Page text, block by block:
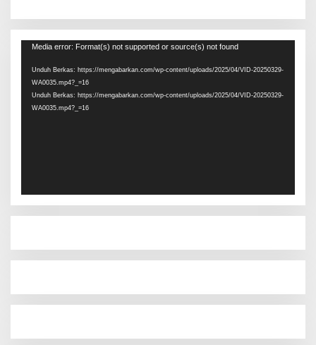
Pemutar
Media error: Format(s) not supported or source(s) not found
Unduh Berkas: https://mengabarkan.com/wp-content/uploads/2025/04/VID-20250329-
WA0035.mp4?_=16
Unduh Berkas: https://mengabarkan.com/wp-content/uploads/2025/04/VID-20250329-
WA0035.mp4?_=16